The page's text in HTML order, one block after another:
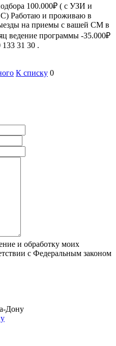
100.000₽ ( с УЗИ и
Работаю и проживаю в
на приемы с вашей СМ в
ведение программы -35.000₽
31 30 .
К списку 0
и обработку моих
с Федеральным законом
Дону